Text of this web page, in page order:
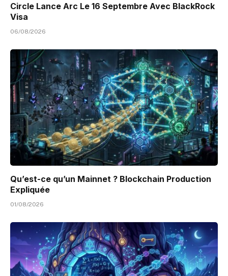
Circle Lance Arc Le 16 Septembre Avec BlackRock
Visa
06/08/2026
Qu’est-ce qu’un Mainnet ? Blockchain Production
Expliquée
01/08/2026